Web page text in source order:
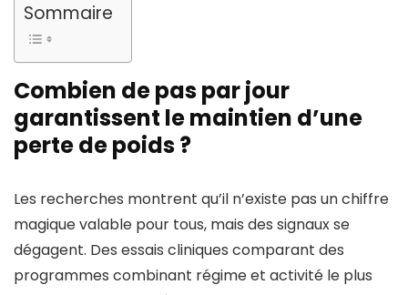
Sommaire
Combien de pas par jour
garantissent le maintien d’une
perte de poids ?
Les recherches montrent qu’il n’existe pas un chiffre
magique valable pour tous, mais des signaux se
dégagent. Des essais cliniques comparant des
programmes combinant régime et activité le plus